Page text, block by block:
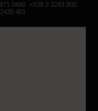
0480+539 2 2243 800
401